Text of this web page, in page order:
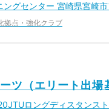
ングセンター 宮崎県宮崎
拠点・強化クラブ
ツ（エリート出場
ロングディスタンス